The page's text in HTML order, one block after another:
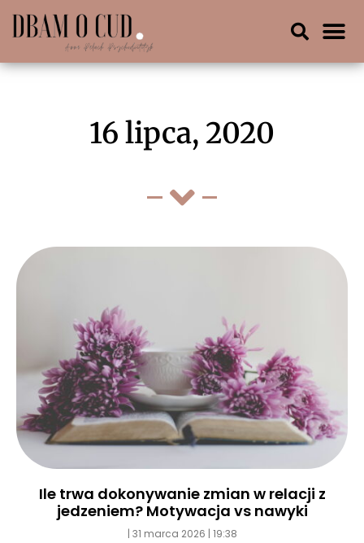
16 lipca, 2020
Ile trwa dokonywanie zmian w relacji z
jedzeniem? Motywacja vs nawyki
31 marca 2026 19:38